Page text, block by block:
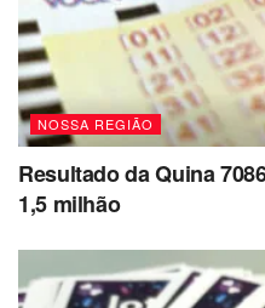
NOSSA REGIÃO
Resultado da Quina
1,5 milhão